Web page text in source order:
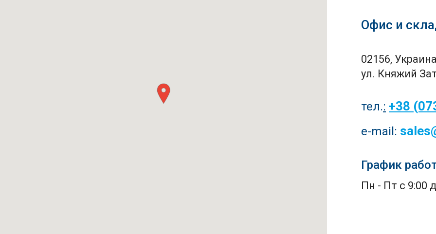
Офис и
02156,
ул. Княжий
тел.: +38
e-mail:
График
Пн - Пт с 9:00